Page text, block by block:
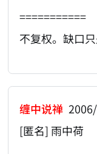
===========
不复权。缺口只
缠中说禅
[匿名] 雨中荷